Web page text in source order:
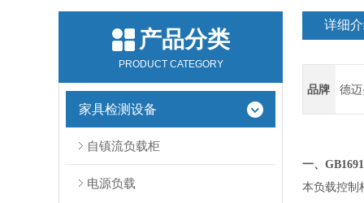
产品分类
PRODUCT CATEGORY
家具检测设备
自镇流负载柜
电源负载
详细
品牌 德
一、
本负载控制